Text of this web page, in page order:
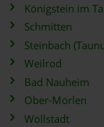
Königstein im
Schmitten
Steinbach
Weilrod
Bad Nauheim
Ober-Mörlen
Wöllstadt